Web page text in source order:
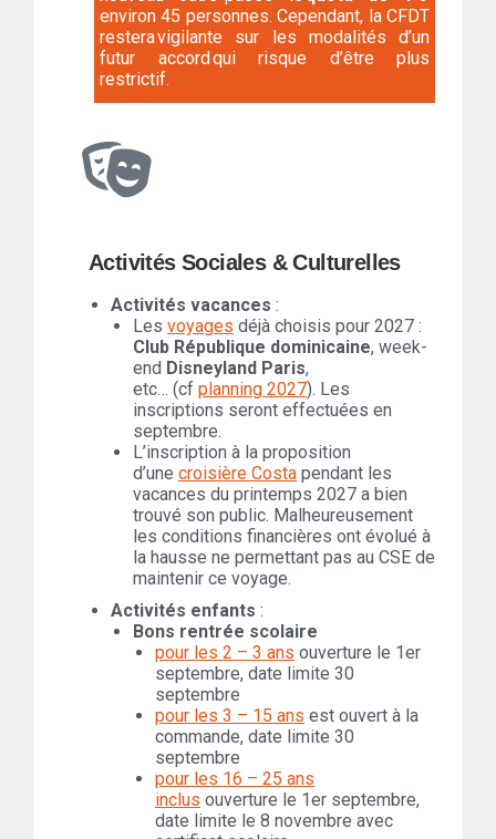
environ 45 personnes. Cependant, la CFDT
restera vigilante sur les modalités d’un
futur accord qui risque d’être plus
restrictif.
Activités Sociales & Culturelles
Activités vacances :
Les voyages déjà choisis pour 2027 :
Club République dominicaine, week-
end Disneyland Paris,
etc… (cf planning 2027). Les
inscriptions seront effectuées en
septembre.
L’inscription à la proposition
d’une croisière Costa pendant les
vacances du printemps 2027 a bien
trouvé son public. Malheureusement
les conditions financières ont évolué à
la hausse ne permettant pas au CSE de
maintenir ce voyage.
Activités enfants :
Bons rentrée scolaire
pour les 2 – 3 ans ouverture le 1er
septembre, date limite 30
septembre
pour les 3 – 15 ans est ouvert à la
commande, date limite 30
septembre
pour les 16 – 25 ans
inclus ouverture le 1er septembre,
date limite le 8 novembre avec